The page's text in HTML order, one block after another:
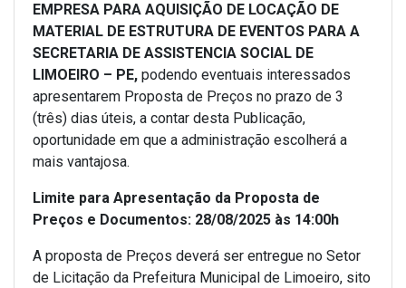
EMPRESA PARA AQUISIÇÃO DE LOCAÇÃO DE
MATERIAL DE ESTRUTURA DE EVENTOS PARA A
SECRETARIA DE ASSISTENCIA SOCIAL DE
LIMOEIRO – PE, podendo eventuais interessados
apresentarem Proposta de Preços no prazo de 3
(três) dias úteis, a contar desta Publicação,
oportunidade em que a administração escolherá a
mais vantajosa.
Limite para Apresentação da Proposta de
Preços e Documentos: 28/08/2025 às 14:00h
A proposta de Preços deverá ser entregue no Setor
de Licitação da Prefeitura Municipal de Limoeiro, sito